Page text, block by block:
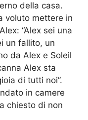
della casa.
voluto mettere in
“Alex sei una
un fallito, un
da Alex e Soleil
Alex sta
di tutti noi”.
in camere
chiesto di non